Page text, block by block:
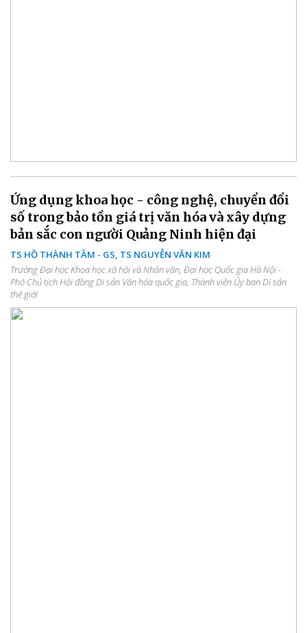
Ứng dụng khoa học - công nghệ, chuyển đổi
số trong bảo tồn giá trị văn hóa và xây dựng
bản sắc con người Quảng Ninh hiện đại
TS HỒ THÀNH TÂM - GS, TS NGUYỄN VĂN KIM
Trường Đại học Khoa học xã hội và Nhân văn, Đại học Quốc gia Hà Nội -
Phó Chủ tịch Hội đồng Di sản Văn hóa quốc gia, Thành viên Ủy ban Di sản
thế giới